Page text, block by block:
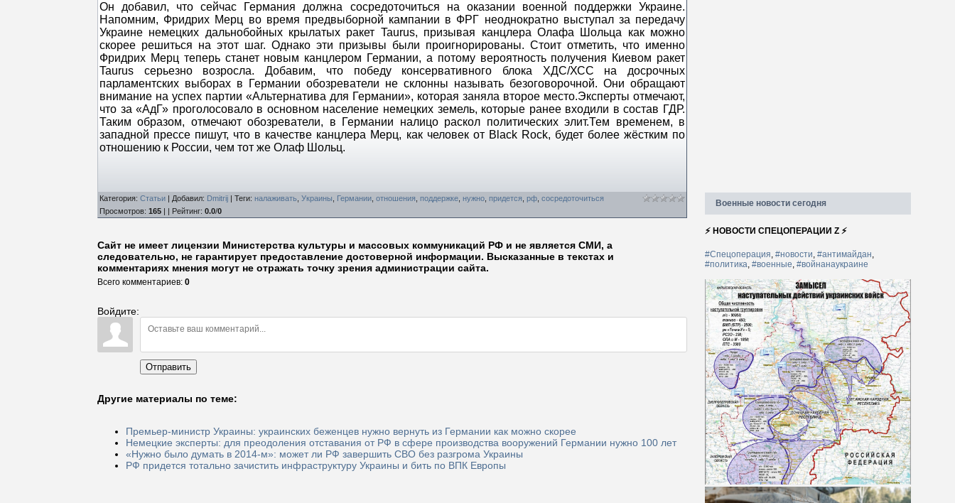
Он добавил, что сейчас Германия должна сосредоточиться на оказании военной поддержки Украине.
Напомним, Фридрих Мерц во время предвыборной кампании в ФРГ неоднократно выступал за передачу
Украине немецких дальнобойных крылатых ракет Taurus, призывая канцлера Олафа Шольца как можно
скорее решиться на этот шаг. Однако эти призывы были проигнорированы. Стоит отметить, что именно
Фридрих Мерц теперь станет новым канцлером Германии, а потому вероятность получения Киевом ракет
Taurus серьезно возросла. Добавим, что победу консервативного блока ХДС/ХСС на досрочных
парламентских выборах в Германии обозреватели не склонны называть безоговорочной. Они обращают
внимание на успех партии «Альтернатива для Германии», которая заняла второе место.Эксперты отмечают,
что за «АдГ» проголосовало в основном население немецких земель, которые ранее входили в состав ГДР.
Таким образом, отмечают обозреватели, в Германии налицо раскол политических элит.Тем временем, в
западной прессе пишут, что в качестве канцлера Мерц, как человек от Black Rock, будет более жёстким по
отношению к России, чем тот же Олаф Шольц.
Категория: Статьи | Добавил: Dmitrij | Теги: налаживать Украины Германии отношения поддержке нужно придется рф сосредоточиться
Просмотров: 165 | | Рейтинг: 0.0/0
Сайт не имеет лицензии Министерства культуры и массовых коммуникаций РФ и не является СМИ, а
следовательно, не гарантирует предоставление достоверной информации. Высказанные в текстах и
комментариях мнения могут не отражать точку зрения администрации сайта.
Всего комментариев: 0
Войдите:
Отправить
Другие материалы по теме:
Премьер-министр Украины: украинских беженцев нужно вернуть из Германии как можно скорее
Немецкие эксперты: для преодоления отставания от РФ в сфере производства вооружений Германии нужно 100 лет
«Нужно было думать в 2014-м»: может ли РФ завершить СВО без разгрома Украины
РФ придется тотально зачистить инфраструктуру Украины и бить по ВПК Европы
Военные новости сегодня
⚡ НОВОСТИ СПЕЦОПЕРАЦИИ Z ⚡
#Спецоперация, #новости, #антимайдан,
#политика, #военные, #войнанаукраине